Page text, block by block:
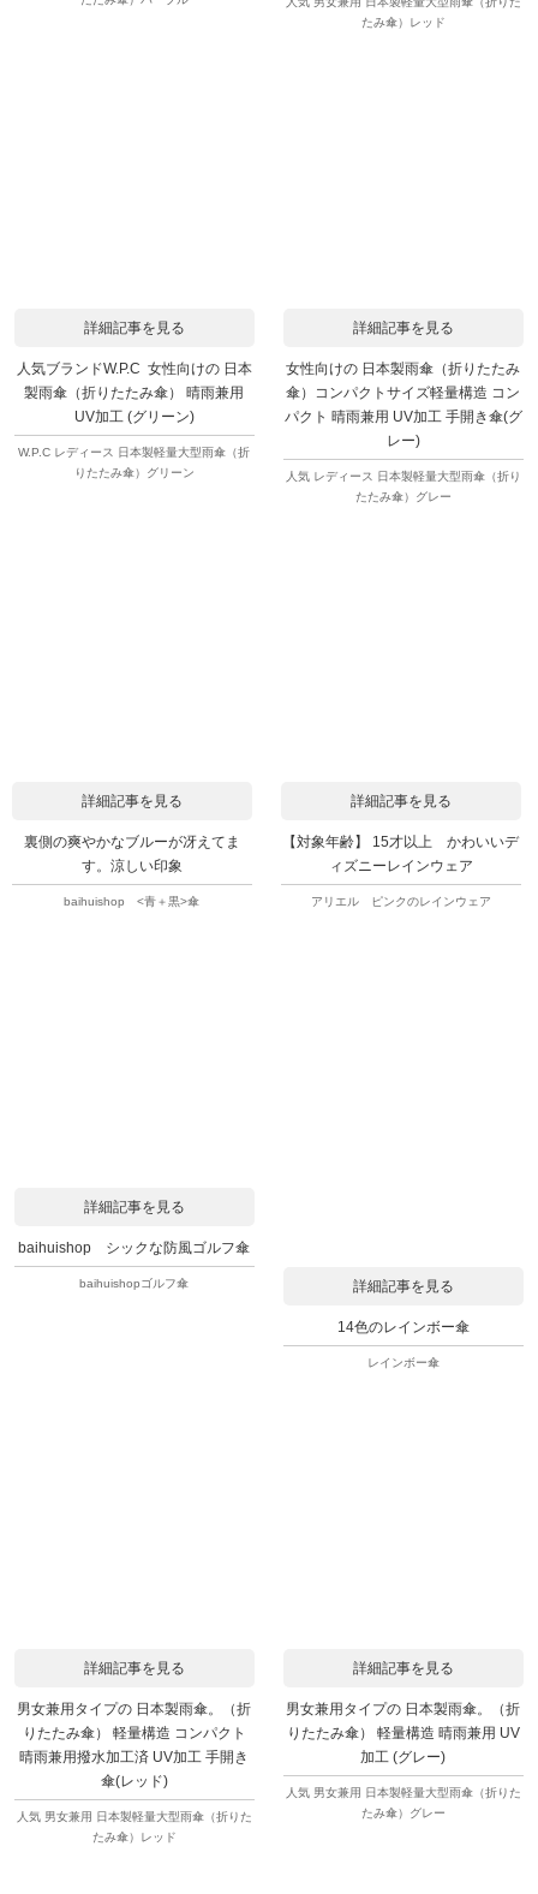
たみ傘）レッド
詳細記事を見る
人気ブランドW.P.C 女性向けの 日本
製雨傘（折りたたみ傘） 晴雨兼用
UV加工 (グリーン)
W.P.C レディース 日本製軽量大型雨傘（折
りたたみ傘）グリーン
詳細記事を見る
女性向けの 日本製雨傘（折りたたみ
傘）コンパクトサイズ軽量構造 コン
パクト 晴雨兼用 UV加工 手開き傘(グ
レー)
人気 レディース 日本製軽量大型雨傘（折り
たたみ傘）グレー
詳細記事を見る
裏側の爽やかなブルーが冴えてま
す。涼しい印象
baihuishop <青＋黒>傘
詳細記事を見る
【対象年齢】 15才以上 かわいいデ
ィズニーレインウェア
アリエル ピンクのレインウェア
詳細記事を見る
baihuishop シックな防風ゴルフ傘
baihuishopゴルフ傘 詳細記事を見る
14色のレインボー傘
レインボー傘
詳細記事を見る
男女兼用タイプの 日本製雨傘。（折
りたたみ傘） 軽量構造 コンパクト
晴雨兼用撥水加工済 UV加工 手開き
傘(レッド)
人気 男女兼用 日本製軽量大型雨傘（折りた
たみ傘）レッド
詳細記事を見る
男女兼用タイプの 日本製雨傘。（折
りたたみ傘） 軽量構造 晴雨兼用 UV
加工 (グレー)
人気 男女兼用 日本製軽量大型雨傘（折りた
たみ傘）グレー